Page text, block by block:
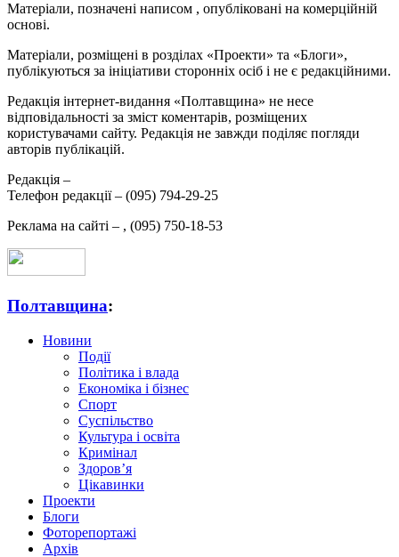
Матеріали, позначені написом , опубліковані на комерційній
основі.
Матеріали, розміщені в розділах «Проекти» та «Блоги»,
публікуються за ініціативи сторонніх осіб і не є редакційними.
Редакція інтернет-видання «Полтавщина» не несе
відповідальності за зміст коментарів, розміщених
користувачами сайту. Редакція не завжди поділяє погляди
авторів публікацій.
Редакція –
Телефон редакції – (095) 794-29-25
Реклама на сайті – , (095) 750-18-53
Полтавщина:
Новини
Події
Політика і влада
Економіка і бізнес
Спорт
Суспільство
Культура і освіта
Кримінал
Здоров’я
Цікавинки
Проекти
Блоги
Фоторепортажі
Архів